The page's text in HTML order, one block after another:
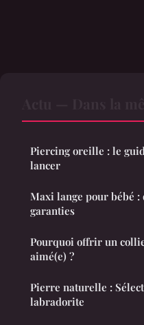
Piercing oreille : le
lancer
Maxi lange pour bébé :
garanties
Pourquoi offrir un
aimé(e) ?
Pierre naturelle :
labradorite